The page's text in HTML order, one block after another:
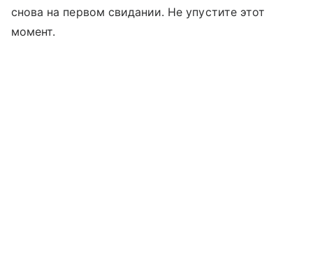
снова на первом свидании. Не упустите этот
момент.